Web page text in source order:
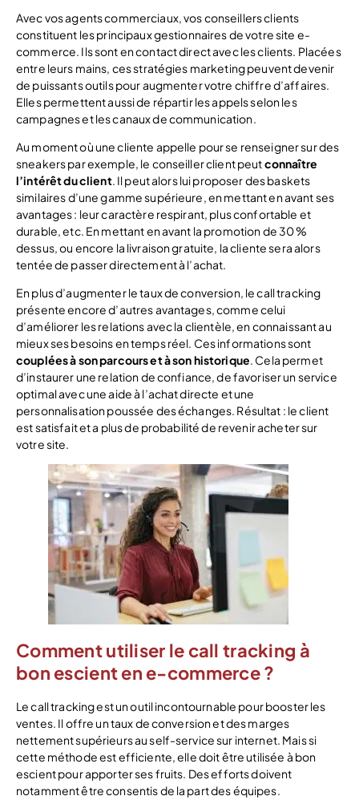
Avec vos agents commerciaux, vos conseillers clients
constituent les principaux gestionnaires de votre site e-
commerce. Ils sont en contact direct avec les clients. Placées
entre leurs mains, ces stratégies marketing peuvent devenir
de puissants outils pour augmenter votre chiffre d’affaires.
Elles permettent aussi de répartir les appels selon les
campagnes et les canaux de communication.
Au moment où une cliente appelle pour se renseigner sur des
sneakers par exemple, le conseiller client peutconnaître
l’intérêt du client. Il peut alors lui proposer des baskets
similaires d’une gamme supérieure, en mettant en avant ses
avantages : leur caractère respirant, plus confortable et
durable, etc. En mettant en avant la promotion de 30 %
dessus, ou encore la livraison gratuite, la cliente sera alors
tentée de passer directement à l’achat.
En plus d’augmenter le taux de conversion, le call tracking
présente encore d’autres avantages, comme celui
d’améliorer les relations avec la clientèle, en connaissant au
mieux ses besoins en temps réel. Ces informations sont
couplées à son parcours et à son historique. Cela permet
d’instaurer une relation de confiance, de favoriser un service
optimal avec une aide à l’achat directe et une
personnalisation poussée des échanges. Résultat : le client
est satisfait et a plus de probabilité de revenir acheter sur
votre site.
Comment utiliser le call tracking à
bon escient en e-commerce ?
Le call tracking est un outil incontournable pour booster les
ventes. Il offre un taux de conversion et des marges
nettement supérieurs au self-service sur internet. Mais si
cette méthode est efficiente, elle doit être utilisée à bon
escient pour apporter ses fruits. Des efforts doivent
notamment être consentis de la part des équipes.